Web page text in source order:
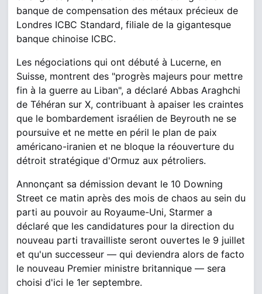
banque de compensation des métaux précieux de
Londres ICBC Standard, filiale de la gigantesque
banque chinoise ICBC.
Les négociations qui ont débuté à Lucerne, en
Suisse, montrent des "progrès majeurs pour mettre
fin à la guerre au Liban", a déclaré Abbas Araghchi
de Téhéran sur X, contribuant à apaiser les craintes
que le bombardement israélien de Beyrouth ne se
poursuive et ne mette en péril le plan de paix
américano-iranien et ne bloque la réouverture du
détroit stratégique d'Ormuz aux pétroliers.
Annonçant sa démission devant le 10 Downing
Street ce matin après des mois de chaos au sein du
parti au pouvoir au Royaume-Uni, Starmer a
déclaré que les candidatures pour la direction du
nouveau parti travailliste seront ouvertes le 9 juillet
et qu'un successeur — qui deviendra alors de facto
le nouveau Premier ministre britannique — sera
choisi d'ici le 1er septembre.